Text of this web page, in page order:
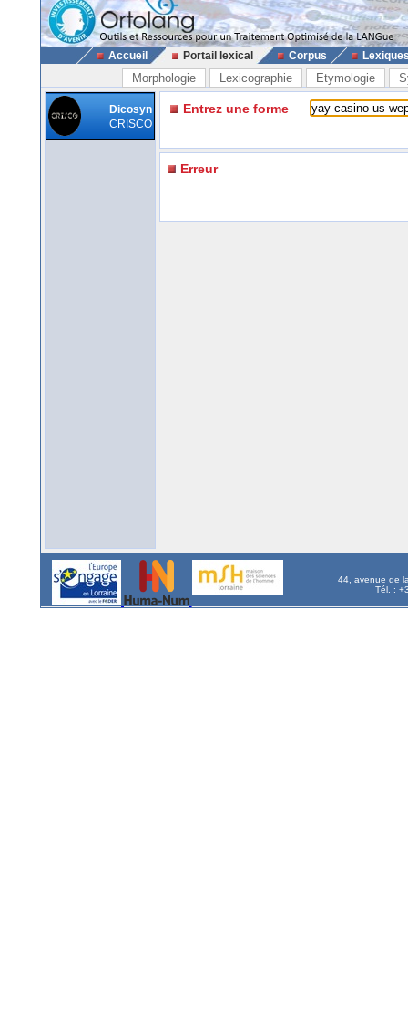
Accueil Portail lexical Corpus
Morphologie Lexicographie Etymologie
Dicosyn
CRISCO
Entrez une forme
Erreur
44, avenue de
Tél. :